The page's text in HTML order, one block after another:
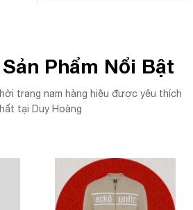
Phẩm Nổi Bật
trang nam hàng hiệu được yêu thích
tại Duy Hoàng